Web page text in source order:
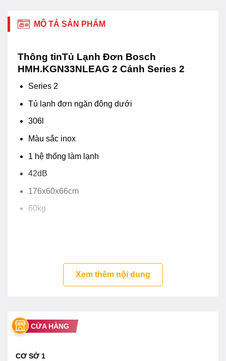
MÔ TẢ SẢN PHẨM
Thông tinTủ Lạnh Đơn Bosch
HMH.KGN33NLEAG 2 Cánh Series 2
Series 2
Tủ lạnh đơn ngăn đông dưới
306l
Màu sắc inox
1 hệ thống làm lạnh
42dB
176x60x66cm
60kg
Xem thêm nội dung
CỬA HÀNG
CƠ SỞ 1